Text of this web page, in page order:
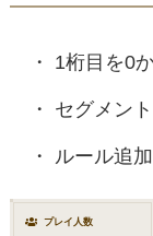
1桁目を0
セグメン
ルール追
プレイ人数